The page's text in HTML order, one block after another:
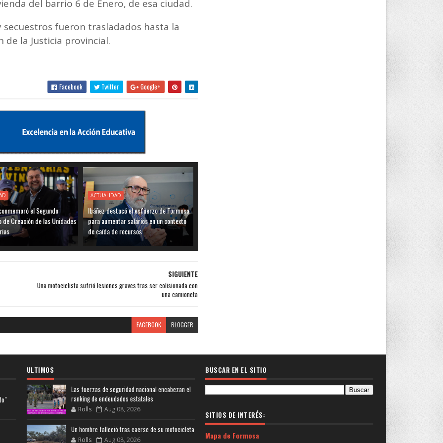
del barrio 6 de Enero, de esa ciudad.
fueron trasladados hasta la
la Justicia provincial.
Facebook Twitter Google+
el Segundo
de Creación de las Unidades
ACTUALIDAD
Ibáñez destacó el esfuerzo de Formosa
para aumentar salarios en un contexto
de caída de recursos
SIGUIENTE
Una motociclista sufrió lesiones graves tras ser colisionada con
una camioneta
FACEBOOK BLOGGER
ULTIMOS
Las fuerzas de seguridad nacional encabezan el
ranking de endeudados estatales
Rolls Aug 08, 2026
Un hombre falleció tras caerse de su motocicleta
Rolls Aug 08, 2026
BUSCAR EN EL SITIO
SITIOS DE INTERÉS:
Mapa de Formosa